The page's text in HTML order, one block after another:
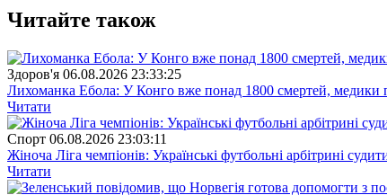
Читайте також
Здоров'я 06.08.2026 23:33:25
Лихоманка Ебола: У Конго вже понад 1800 смертей, медики
Читати
Спорт 06.08.2026 23:03:11
Жіноча Ліга чемпіонів: Українські футбольні арбітрині
Читати